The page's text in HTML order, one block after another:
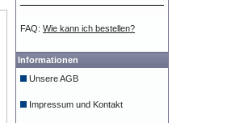
FAQ: Wie kann ich bestellen?
Informationen
Unsere AGB
Impressum und Kontakt